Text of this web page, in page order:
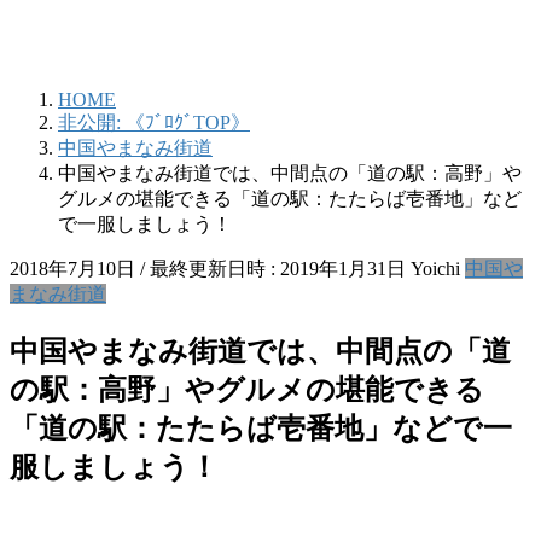
HOME
非公開: 《ﾌﾞﾛｸﾞTOP》
中国やまなみ街道
中国やまなみ街道では、中間点の「道の駅：高野」や
グルメの堪能できる「道の駅：たたらば壱番地」など
で一服しましょう！
2018年7月10日 / 最終更新日時 : 2019年1月31日 Yoichi 中国や
まなみ街道
中国やまなみ街道では、中間点の「道
の駅：高野」やグルメの堪能できる
「道の駅：たたらば壱番地」などで一
服しましょう！